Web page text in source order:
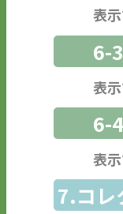
表
6-
表
6-
表
7.コレ